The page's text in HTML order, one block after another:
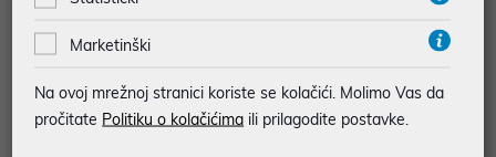
Cortex-A55
•Zaslon: Veličina zaslona: 6,7"
•Super AMOLED 120Hz
•Kamera: Glavna kamera: 50MP+2MP+5MP Ultra wide
Marketinški
Na ovoj mrežnoj stranici koriste se kolačići. Molimo Vas da
pročitate Politiku o kolačićima ili prilagodite postavke.